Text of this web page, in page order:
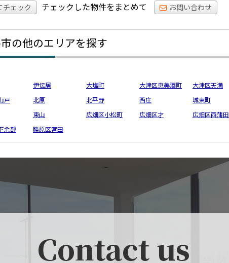
チェック チェックした物件をまとめて お問い合わせ
の他のエリアを探す
伊伝居 大塩町 大津区恵美酒町 大津区天満
戸
北原 北平野 西庄 城東町
東山 広畑区小松町 広畑区才 広畑区西蒲田
余部
勝原区宮田
Contact us